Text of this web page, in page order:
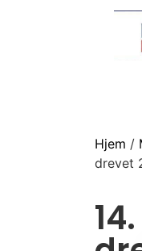
Hjem /
drevet